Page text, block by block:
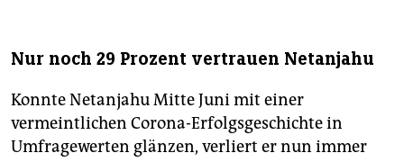
Nur noch 29 Prozent vertrauen Netanjahu
Konnte Netanjahu Mitte Juni mit einer
vermeintlichen Corona-Erfolgsgeschichte in
Umfragewerten glänzen, verliert er nun immer